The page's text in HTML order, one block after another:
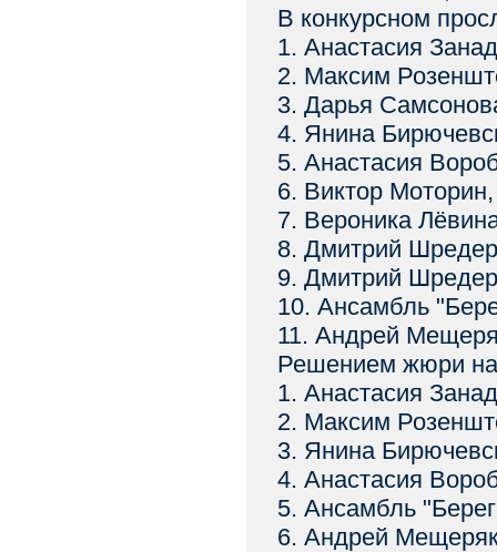
В конкурсном
1. Анастасия
2. Максим
3. Дарья
4. Янина
5. Анастасия
6. Виктор
7. Вероника
8. Дмитрий
9. Дмитрий
10. Ансамбль
11. Андрей
Решением жюри на
1. Анастасия
2. Максим
3. Янина
4. Анастасия
5. Ансамбль
6. Андрей